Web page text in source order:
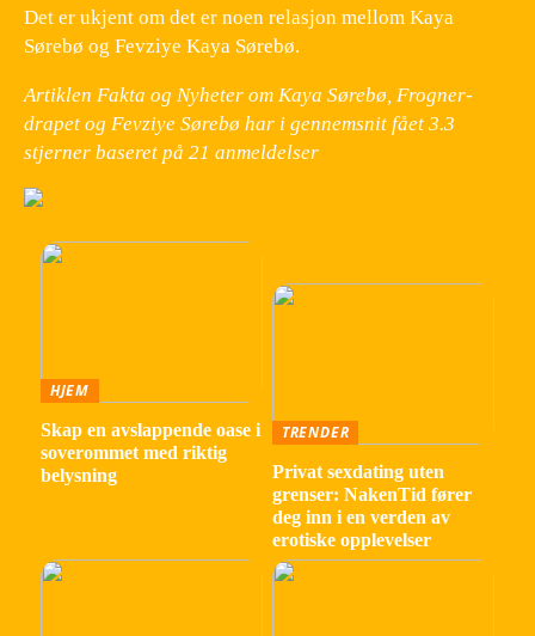
Det er ukjent om det er noen relasjon mellom Kaya
Sørebø og Fevziye Kaya Sørebø.
Artiklen Fakta og Nyheter om Kaya Sørebø, Frogner-
drapet og Fevziye Sørebø har i gennemsnit fået 3.3
stjerner baseret på 21 anmeldelser
HJEM
Skap en avslappende oase i
soverommet med riktig
belysning
TRENDER
Privat sexdating uten
grenser: NakenTid fører
deg inn i en verden av
erotiske opplevelser